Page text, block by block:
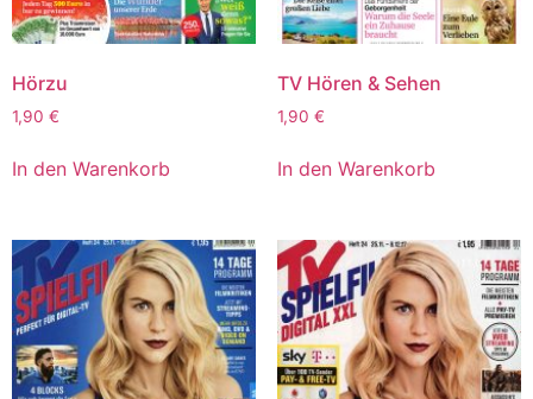
Hörzu
1,90 €
In den Warenkorb
TV Hören & Sehen
1,90 €
In den Warenkorb